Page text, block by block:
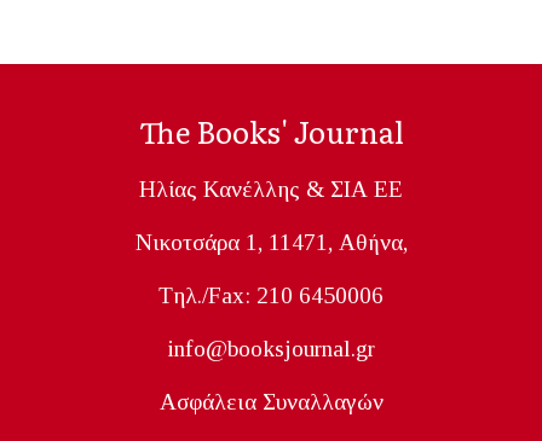
The Books' Journal
Ηλίας Κανέλλης & ΣΙΑ ΕΕ
Nικοτσάρα 1, 11471, Aθήνα,
Tηλ./Fax: 210 6450006
info@booksjournal.gr
Ασφάλεια Συναλλαγών